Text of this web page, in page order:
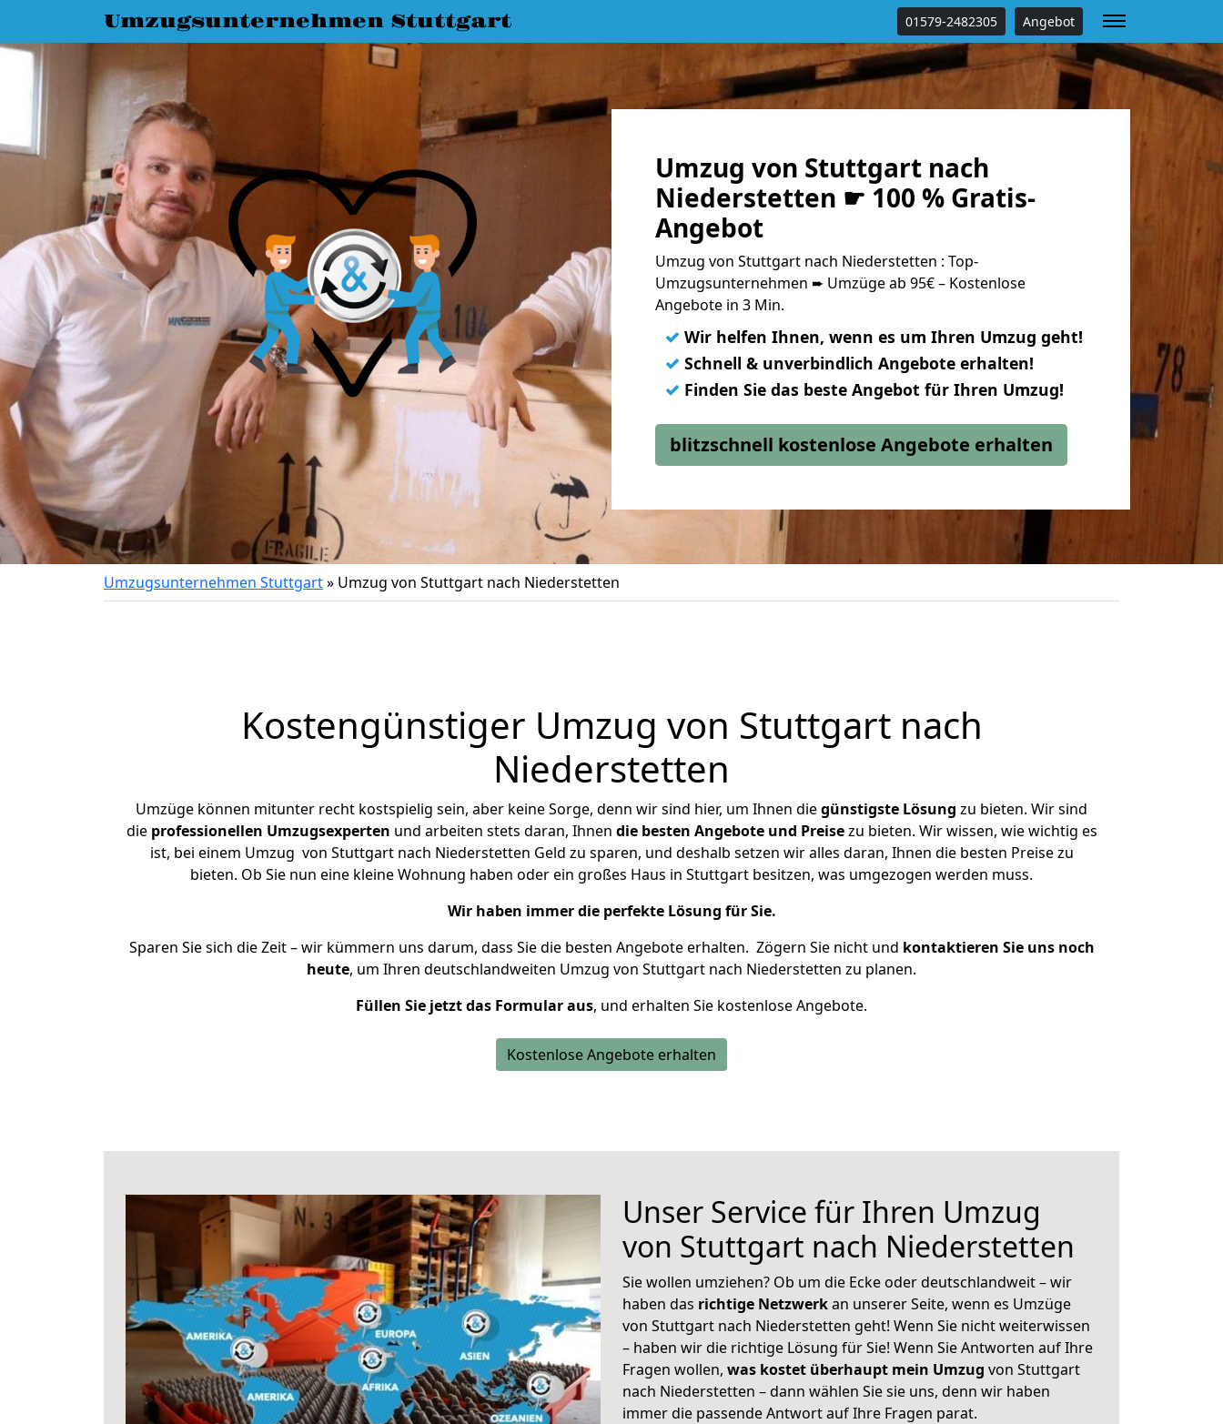
Umzugsunternehmen Stuttgart 01579-2482305 Angebot
Umzug von Stuttgart nach
Niederstetten ☛ 100 % Gratis-
Angebot
Umzug von Stuttgart nach Niederstetten : Top-
Umzugsunternehmen ➨ Umzüge ab 95€ – Kostenlose
Angebote in 3 Min.
✓ Wir helfen Ihnen, wenn es um Ihren Umzug geht!
✓ Schnell & unverbindlich Angebote erhalten!
✓ Finden Sie das beste Angebot für Ihren Umzug!
blitzschnell kostenlose Angebote erhalten
Umzugsunternehmen Stuttgart» Umzug von Stuttgart nach Niederstetten
Kostengünstiger Umzug von Stuttgart nach
Niederstetten
Umzüge können mitunter recht kostspielig sein, aber keine Sorge, denn wir sind hier, um Ihnen diegünstigste Lösung zu bieten. Wir sind
die professionellen Umzugsexperten und arbeiten stets daran, Ihnen die besten Angebote und Preisezu bieten. Wir wissen, wie wichtig es
ist, bei einem Umzug von Stuttgart nach Niederstetten Geld zu sparen, und deshalb setzen wir alles daran, Ihnen die besten Preise zu
bieten. Ob Sie nun eine kleine Wohnung haben oder ein großes Haus in Stuttgart besitzen, was umgezogen werden muss.
Wir haben immer die perfekte Lösung für Sie.
Sparen Sie sich die Zeit – wir kümmern uns darum, dass Sie die besten Angebote erhalten. Zögern Sie nicht und kontaktieren Sie uns noch
heute, um Ihren deutschlandweiten Umzug von Stuttgart nach Niederstetten zu planen.
Füllen Sie jetzt das Formular aus, und erhalten Sie kostenlose Angebote.
Kostenlose Angebote erhalten
Unser Service für Ihren Umzug
von Stuttgart nach Niederstetten
Sie wollen umziehen? Ob um die Ecke oder deutschlandweit – wir
haben das richtige Netzwerkan unserer Seite, wenn es Umzüge
von Stuttgart nach Niederstetten geht! Wenn Sie nicht weiterwissen
– haben wir die richtige Lösung für Sie! Wenn Sie Antworten auf Ihre
Fragen wollen, was kostet überhaupt mein Umzug von Stuttgart
nach Niederstetten – dann wählen Sie sie uns, denn wir haben
immer die passende Antwort auf Ihre Fragen parat.